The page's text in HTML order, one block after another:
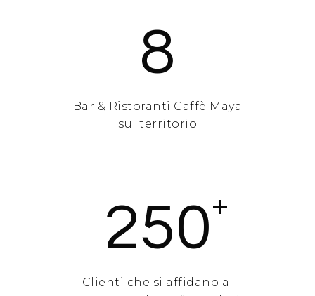
8
Bar & Ristoranti Caffè Maya
sul territorio
250+
Clienti che si affidano al